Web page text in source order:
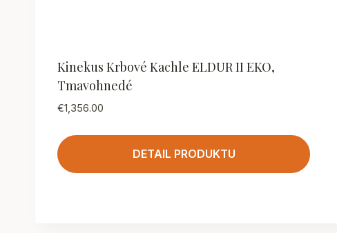
Kinekus Krbové Kachle ELDUR II EKO,
Tmavohnedé
€1,356.00
DETAIL PRODUKTU